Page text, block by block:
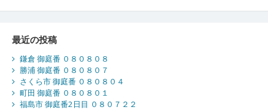
最近の投稿
鎌倉 御庭番 ０８０８０８
勝浦 御庭番 ０８０８０７
さくら市 御庭番 ０８０８０４
町田 御庭番 ０８０８０１
福島市 御庭番2日目 ０８０７２２